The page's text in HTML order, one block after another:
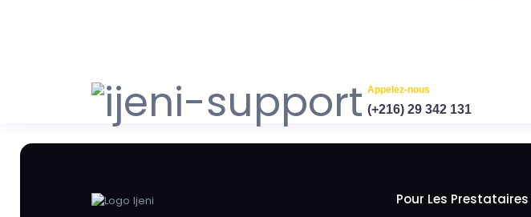
Appelez-nous
(+216) 29 342 131
Pour Les Prestataires